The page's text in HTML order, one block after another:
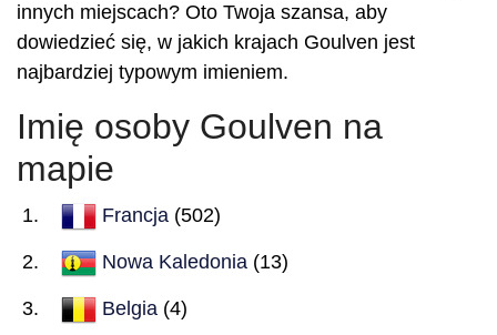
innych miejscach? Oto Twoja szansa, aby
dowiedzieć się, w jakich krajach Goulven jest
najbardziej typowym imieniem.
Imię osoby Goulven na
mapie
Francja (502)
Nowa Kaledonia (13)
Belgia (4)